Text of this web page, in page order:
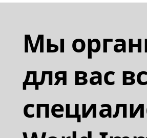
Мы
для вас